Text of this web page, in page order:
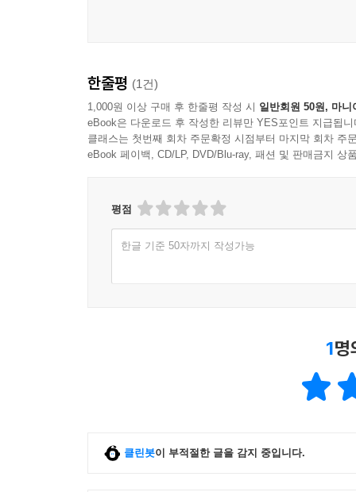
한줄평 (1건)
1,000원 이상 구매 후 한줄평 작성 시 일반회원 50원, 마니
eBook은 다운로드 후 작성한 리뷰만 YES포인트 지급됩니
클래스는 첫번째 회차 주문확정 시점부터 마지막 회차 주
eBook 페이백, CD/LP, DVD/Blu-ray, 패션 및 판매금지 상
평점
한글 기준 50자까지 작성가능
1명
클린봇이 부적절한 글을 감지 중입니다.